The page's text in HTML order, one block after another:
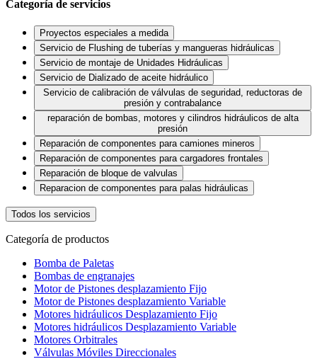
Categoría de servicios
Proyectos especiales a medida
Servicio de Flushing de tuberías y mangueras hidráulicas
Servicio de montaje de Unidades Hidráulicas
Servicio de Dializado de aceite hidráulico
Servicio de calibración de válvulas de seguridad, reductoras de
presión y contrabalance
reparación de bombas, motores y cilindros hidráulicos de alta
presión
Reparación de componentes para camiones mineros
Reparación de componentes para cargadores frontales
Reparación de bloque de valvulas
Reparacion de componentes para palas hidráulicas
Todos los servicios
Categoría de productos
Bomba de Paletas
Bombas de engranajes
Motor de Pistones desplazamiento Fijo
Motor de Pistones desplazamiento Variable
Motores hidráulicos Desplazamiento Fijo
Motores hidráulicos Desplazamiento Variable
Motores Orbitrales
Válvulas Móviles Direccionales